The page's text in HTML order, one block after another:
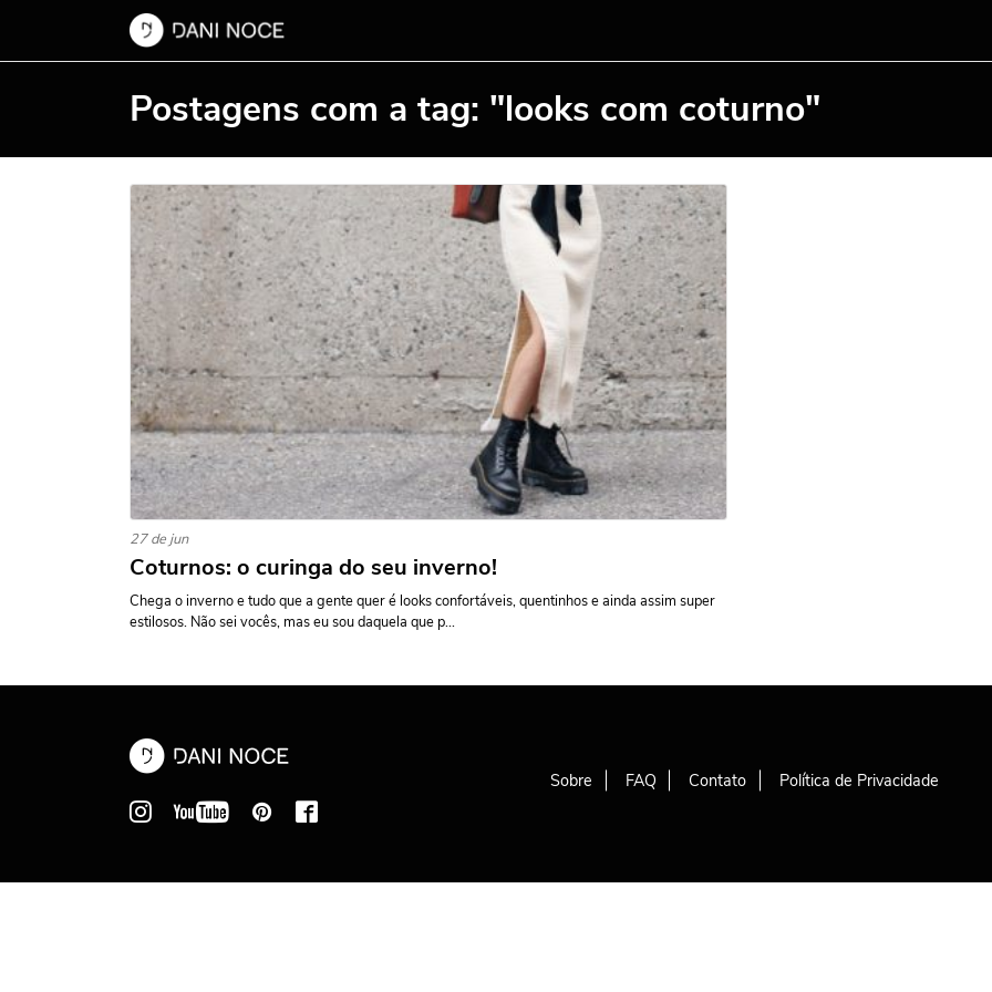
Postagens com a tag: "looks com coturno"
27 de jun
Coturnos: o curinga do seu inverno!
Chega o inverno e tudo que a gente quer é looks confortáveis, quentinhos e ainda assim super
estilosos. Não sei vocês, mas eu sou daquela que p...
Sobre FAQ Contato Política de Privacidade